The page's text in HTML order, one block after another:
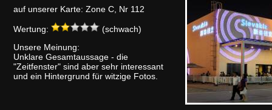
auf unserer Karte: Zone C, Nr 112
Wertung:
(schwach)
Unsere Meinung:
Unklare Gesamtaussage - die
"Zeitfenster" sind aber sehr interessant
und ein Hintergrund für witzige Fotos.